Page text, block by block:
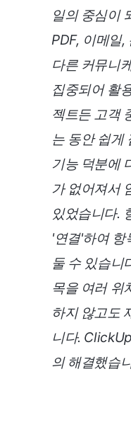
일의 중심이
PDF, 이메일,
다른 커뮤니
집중되어 활
젝트든 고객
는 동안 쉽게
기능 덕분에
가 없어져서
있었습니다.
'연결'하여 항
둘 수 있습니
목을 여러 위
하지 않고도
니다.
의 해결했습